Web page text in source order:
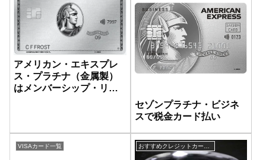
アメリカン・エキスプレ
ス・プラチナ（金属製）
はメンバーシップ・リワ
セゾンプラチナ・ビジネ
スで税金カード払い
VISAカード一覧